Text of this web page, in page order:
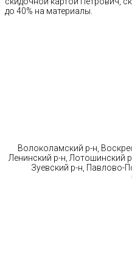
до 40% на материалы.
Волоколамский р-н,
Ленинский р-н, Лотошинский
Зуевский р-н, Павлово-